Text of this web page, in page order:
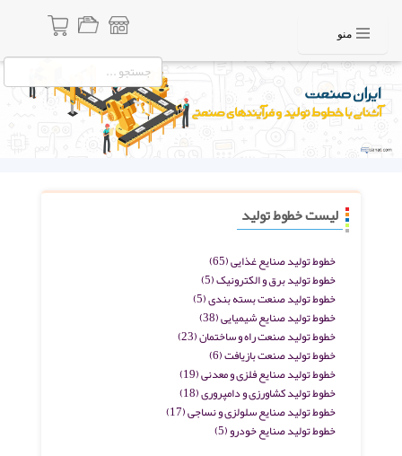
منو
لیست خطوط تولید
خطوط تولید صنایع غذایی(65)
خطوط تولید برق و الکترونیک(5)
خطوط تولید صنعت بسته بندی(5)
خطوط تولید صنایع شیمیایی(38)
خطوط تولید صنعت راه و ساختمان(23)
خطوط تولید صنعت بازیافت(6)
خطوط تولید صنایع فلزی و معدنی(19)
خطوط تولید کشاورزی و دامپروری(18)
خطوط تولید صنایع سلولزی و نساجی(17)
خطوط تولید صنایع خودرو(5)